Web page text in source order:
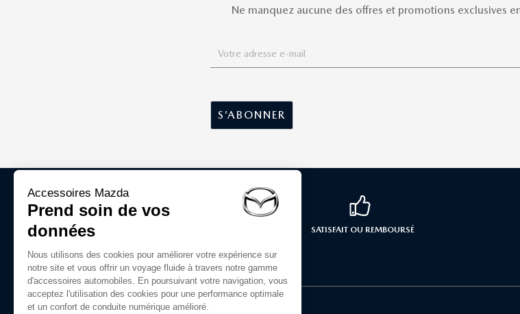
Ne manquez aucune des offres et promotions exclusives
SATISFAIT OU REMBOURSÉ